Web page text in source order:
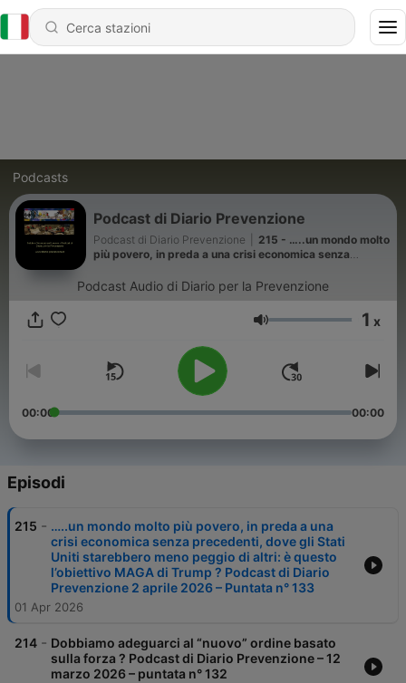
Podcasts
Podcast di Diario Prevenzione
Podcast di Diario Prevenzione
215 - …..un mondo molto
più povero, in preda a una crisi economica senza
di altri: è questo l’obiettivo MAGA di Trump ? Podcast di
Diario Prevenzione 2 aprile 2026 – Puntata n° 133
Podcast Audio di Diario per la Prevenzione
Volume 1 x
00:00 00:00
Episodi
215 - …..un mondo molto più povero, in preda a una
crisi economica senza precedenti, dove gli Stati
Uniti starebbero meno peggio di altri: è questo
l’obiettivo MAGA di Trump ? Podcast di Diario
Prevenzione 2 aprile 2026 – Puntata n° 133
01 Apr 2026
214 - Dobbiamo adeguarci al “nuovo” ordine basato
sulla forza ? Podcast di Diario Prevenzione – 12
marzo 2026 – puntata n° 132